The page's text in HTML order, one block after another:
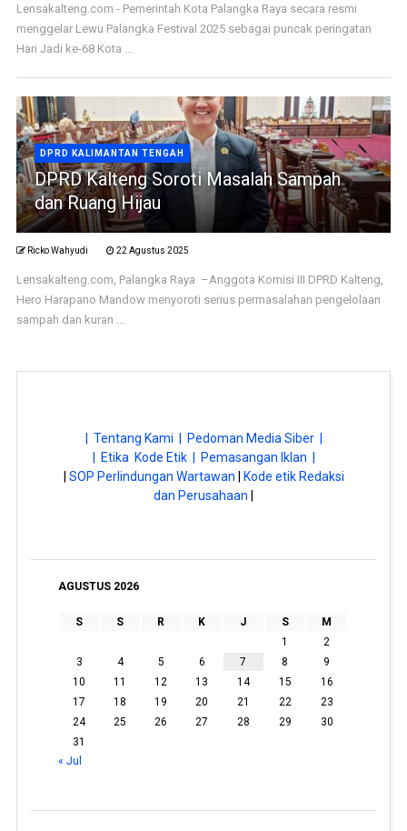
Lensakalteng.com - Pemerintah Kota Palangka Raya secara resmi
menggelar Lewu Palangka Festival 2025 sebagai puncak peringatan
Hari Jadi ke-68 Kota ...
DPRD KALIMANTAN TENGAH
DPRD Kalteng Soroti Masalah Sampah
dan Ruang Hijau
Ricko Wahyudi 22 Agustus 2025
Lensakalteng.com, Palangka Raya –Anggota Komisi III DPRD Kalteng,
Hero Harapano Mandow menyoroti serius permasalahan pengelolaan
sampah dan kuran ...
| Tentang Kami |
Pedoman Media Siber |
| Etika Kode Etik |
Pemasangan Iklan |
SOP Perlindungan Wartawan
Kode etik Redaksi
dan Perusahaan
AGUSTUS 2026
S S R K J S
M
1
2
3
4 5 6 7 8
9
10
11 12 13 14 15
16
17
18 19 20 21 22
23
24
25 26 27 28 29
30
31
« Jul